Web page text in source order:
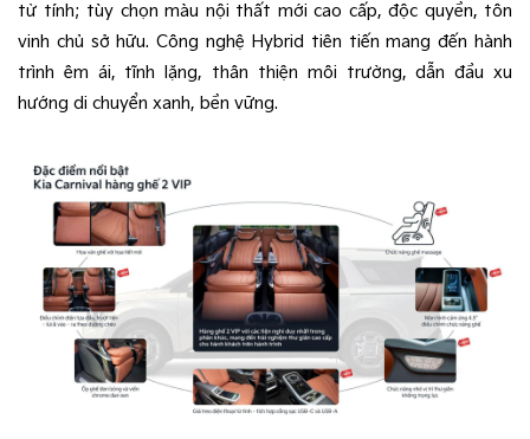
từ tính; tùy chọn màu nội thất mới cao cấp, độc quyền, tôn
vinh chủ sở hữu. Công nghệ Hybrid tiên tiến mang đến hành
trình êm ái, tĩnh lặng, thân thiện môi trường, dẫn đầu xu
hướng di chuyển xanh, bền vững.​